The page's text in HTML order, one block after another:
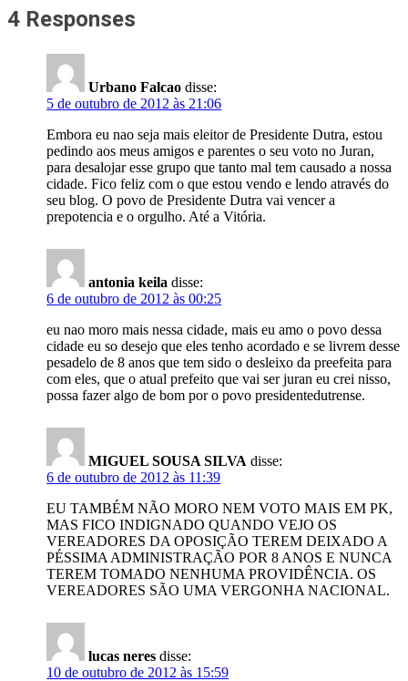
4 Responses
Urbano Falcao disse:
5 de outubro de 2012 às 21:06
Embora eu nao seja mais eleitor de Presidente Dutra, estou
pedindo aos meus amigos e parentes o seu voto no Juran,
para desalojar esse grupo que tanto mal tem causado a nossa
cidade. Fico feliz com o que estou vendo e lendo através do
seu blog. O povo de Presidente Dutra vai vencer a
prepotencia e o orgulho. Até a Vitória.
antonia keila disse:
6 de outubro de 2012 às 00:25
eu nao moro mais nessa cidade, mais eu amo o povo dessa
cidade eu so desejo que eles tenho acordado e se livrem desse
pesadelo de 8 anos que tem sido o desleixo da preefeita para
com eles, que o atual prefeito que vai ser juran eu crei nisso,
possa fazer algo de bom por o povo presidentedutrense.
MIGUEL SOUSA SILVA disse:
6 de outubro de 2012 às 11:39
EU TAMBÉM NÃO MORO NEM VOTO MAIS EM PK,
MAS FICO INDIGNADO QUANDO VEJO OS
VEREADORES DA OPOSIÇÃO TEREM DEIXADO A
PÉSSIMA ADMINISTRAÇÃO POR 8 ANOS E NUNCA
TEREM TOMADO NENHUMA PROVIDÊNCIA. OS
VEREADORES SÃO UMA VERGONHA NACIONAL.
lucas neres disse:
10 de outubro de 2012 às 15:59